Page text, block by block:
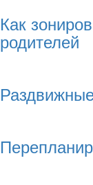
Как
родителей